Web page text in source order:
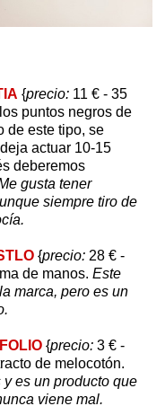
{precio: 11 € - 35
puntos negros de
de este tipo, se
actuar 10-15
deberemos
gusta tener
siempre tiro de
{precio: 28 € -
de manos. Este
marca, pero es un
{precio: 3 € -
de melocotón.
es un producto que
viene mal.